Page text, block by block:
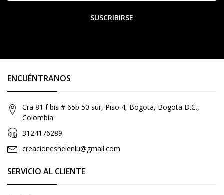
SUSCRIBIRSE
ENCUÉNTRANOS
Cra 81 f bis # 65b 50 sur, Piso 4, Bogota, Bogota D.C.,
Colombia
3124176289
creacioneshelenlu@gmail.com
SERVICIO AL CLIENTE